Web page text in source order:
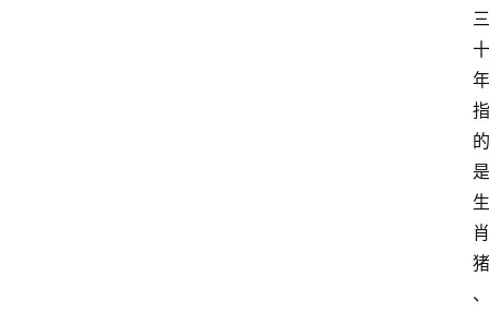
三
十
年
指
的
是
生
肖
猪
、